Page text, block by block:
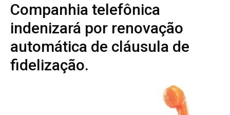
Companhia telefônica
indenizará por renovação
automática de cláusula de
fidelização.